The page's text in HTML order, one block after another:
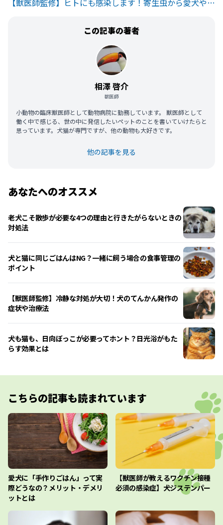
この記事の著者
相澤 啓介
獣医師
小動物の臨床獣医師として動物病院に勤務しています。 獣医師として
働く中で感じる、世の中に発信したいペットのことを書いていけたらと
思っています。犬猫が専門ですが、他の動物も大好きです。
他の記事を見る
あなたへのオススメ
老犬こそ散歩が必要な4つの理由と行きたがらないときの
対処法
犬と猫に同じごはんはNG？一緒に飼う場合の食事管理の
ポイント
【獣医師監修】冷静な対処が大切！犬のてんかん発作の
症状や治療法
犬も猫も、日向ぼっこが必要ってホント？日光浴がもた
らす効果とは
こちらの記事も読まれています
愛犬に「手作りごはん」って実
際どうなの？メリット・デメリ
ットとは
【獣医師が教えるワクチン接種
必須の感染症】犬ジステンパー